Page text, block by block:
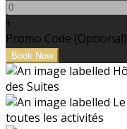
+
Promo Code (Optional)